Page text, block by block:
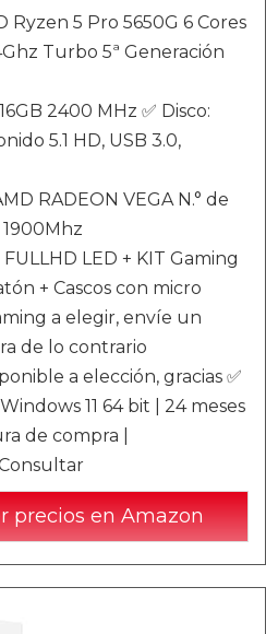
Ryzen 5 Pro 5650G 6 Cores
Turbo 5ª Generación
2400 MHz ✅ Disco:
5.1 HD, USB 3.0,
RADEON VEGA N.° de
LED + KIT Gaming
+ Cascos con micro
a elegir, envíe un
de lo contrario
a elección, gracias ✅
11 64 bit | 24 meses
de compra |
precios en Amazon